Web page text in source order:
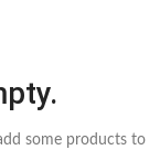
some products to